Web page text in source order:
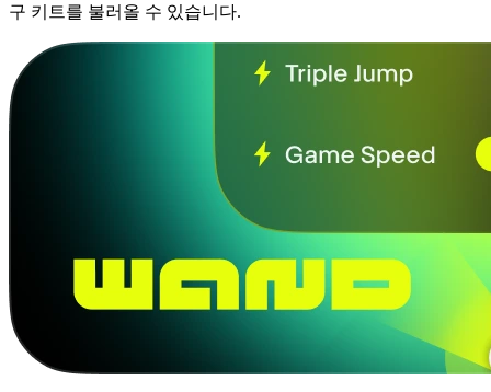
구 키트를 불러올 수 있습니다.